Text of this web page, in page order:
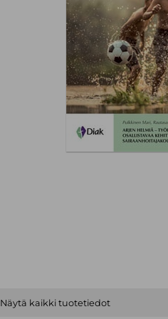
Näytä kaikki tuotetiedot